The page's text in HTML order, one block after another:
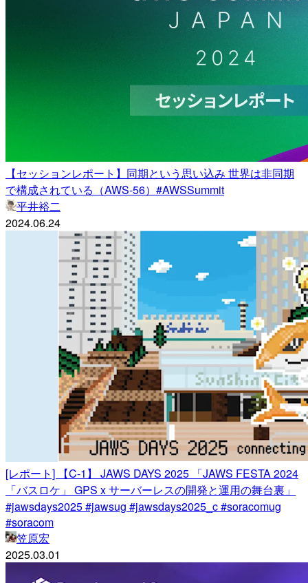
【セッションレポート】同期という思い込み 世界は非同期
で構成されている（AWS-56）#AWSSummit
平井裕二
2024.06.24
[レポート] 【C-1】 JAWS DAYS 2025 「JAWS FESTA 2024
「バスロケ」 GPS x サーバーレスの開発と運用の舞台裏」
#jawsdays2025 #jawsug #jawsdays2025_c #soracomug
#soracom
笠原宏
2025.03.01